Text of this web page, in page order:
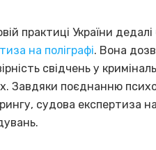
практиці України
на поліграфі. Вона
свідчень у
Завдяки поєднанню
судова експертиза